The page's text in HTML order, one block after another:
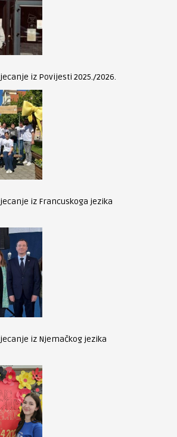
iz Povijesti 2025./2026.
iz Francuskoga jezika
iz Njemačkog jezika